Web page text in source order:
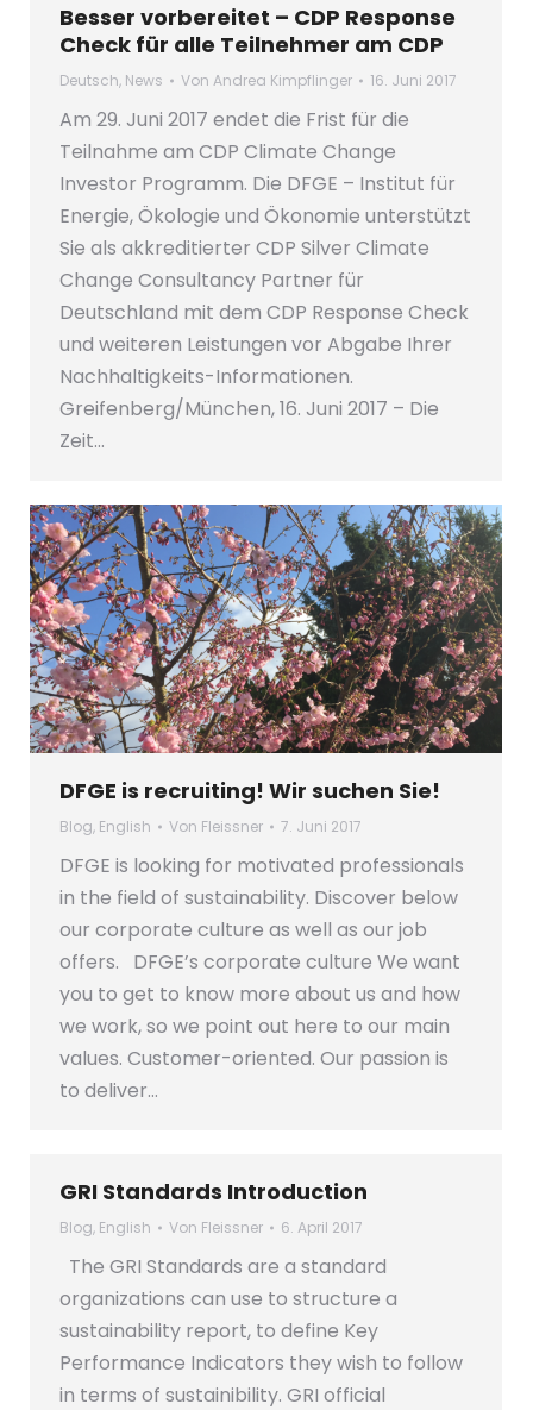
Besser vorbereitet – CDP Response
Check für alle Teilnehmer am CDP
Deutsch, News Von Andrea Kimpflinger 16. Juni 2017
Am 29. Juni 2017 endet die Frist für die
Teilnahme am CDP Climate Change
Investor Programm. Die DFGE – Institut für
Energie, Ökologie und Ökonomie unterstützt
Sie als akkreditierter CDP Silver Climate
Change Consultancy Partner für
Deutschland mit dem CDP Response Check
und weiteren Leistungen vor Abgabe Ihrer
Nachhaltigkeits-Informationen.
Greifenberg/München, 16. Juni 2017 – Die
Zeit…
DFGE is recruiting! Wir suchen Sie!
Blog, English Von Fleissner 7. Juni 2017
DFGE is looking for motivated professionals
in the field of sustainability. Discover below
our corporate culture as well as our job
offers. DFGE’s corporate culture We want
you to get to know more about us and how
we work, so we point out here to our main
values. Customer-oriented. Our passion is
to deliver…
GRI Standards Introduction
Blog, English Von Fleissner 6. April 2017
The GRI Standards are a standard
organizations can use to structure a
sustainability report, to define Key
Performance Indicators they wish to follow
in terms of sustainibility. GRI official